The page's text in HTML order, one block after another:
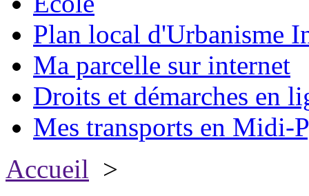
Plan local d'Urbanisme
Ma parcelle sur internet
Droits et démarches en
Mes transports en Midi-
Accueil >